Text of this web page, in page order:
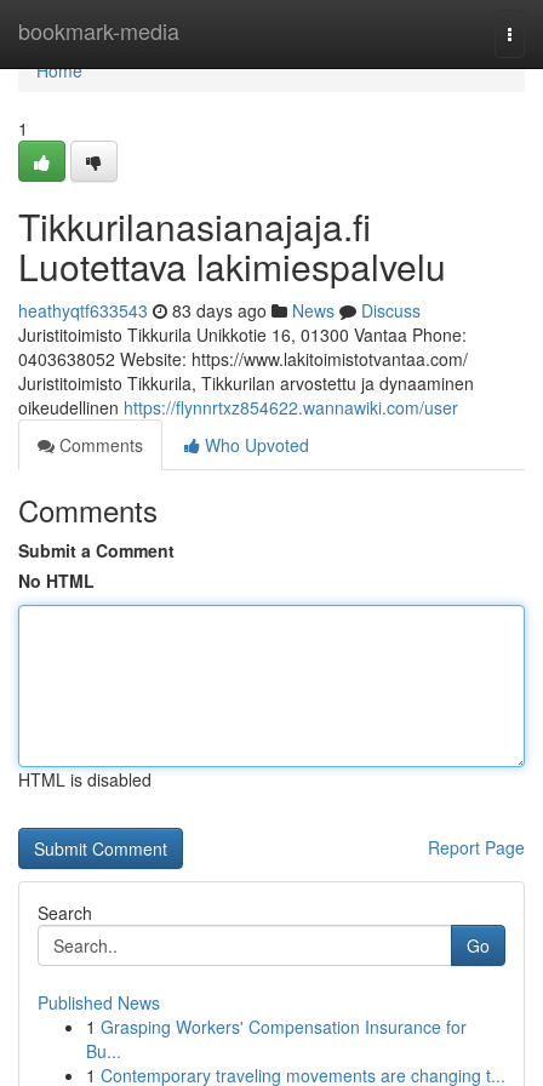
bookmark-media
Home
Home
1
Tikkurilanasianajaja.fi
Luotettava lakimiespalvelu
heathyqtf633543 83 days ago News
Discuss
Juristitoimisto Tikkurila Unikkotie 16, 01300 Vantaa Phone:
0403638052 Website: https://www.lakitoimistotvantaa.com/
Juristitoimisto Tikkurila, Tikkurilan arvostettu ja dynaaminen
oikeudellinen https://flynnrtxz854622.wannawiki.com/user
Comments
Who Upvoted
Comments
Submit a Comment
No HTML
HTML is disabled
Report Page
Search
Go
Published News
1 Grasping Workers' Compensation Insurance for
Bu...
1 Contemporary traveling movements are changing t...